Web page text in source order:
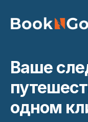
Ваше
одном